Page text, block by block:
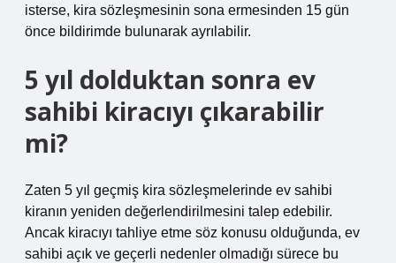
isterse, kira sözleşmesinin sona ermesinden 15 gün
önce bildirimde bulunarak ayrılabilir.
5 yıl dolduktan sonra ev
sahibi kiracıyı çıkarabilir
mi?
Zaten 5 yıl geçmiş kira sözleşmelerinde ev sahibi
kiranın yeniden değerlendirilmesini talep edebilir.
Ancak kiracıyı tahliye etme söz konusu olduğunda, ev
sahibi açık ve geçerli nedenler olmadığı sürece bu